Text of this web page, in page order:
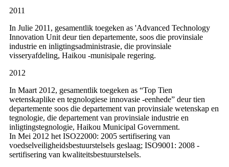
2011
In Julie 2011, gesamentlik toegeken as 'Advanced Technology
Innovation Unit deur tien departemente, soos die provinsiale
industrie en inligtingsadministrasie, die provinsiale
visseryafdeling, Haikou -munisipale regering.
2012
In Maart 2012, gesamentlik toegeken as “Top Tien
wetenskaplike en tegnologiese innovasie -eenhede” deur tien
departemente soos die departement van provinsiale wetenskap en
tegnologie, die departement van provinsiale industrie en
inligtingstegnologie, Haikou Municipal Government.
In Mei 2012 het ISO22000: 2005 sertifisering van
voedselveiligheidsbestuurstelsels geslaag; ISO9001: 2008 -
sertifisering van kwaliteitsbestuurstelsels.